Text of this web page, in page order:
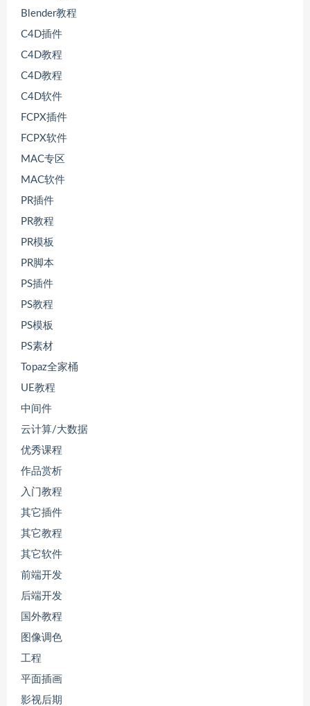
Blender教程
C4D插件
C4D教程
C4D教程
C4D软件
FCPX插件
FCPX软件
MAC专区
MAC软件
PR插件
PR教程
PR模板
PR脚本
PS插件
PS教程
PS模板
PS素材
Topaz全家桶
UE教程
中间件
云计算/大数据
优秀课程
作品赏析
入门教程
其它插件
其它教程
其它软件
前端开发
后端开发
国外教程
图像调色
工程
平面插画
影视后期